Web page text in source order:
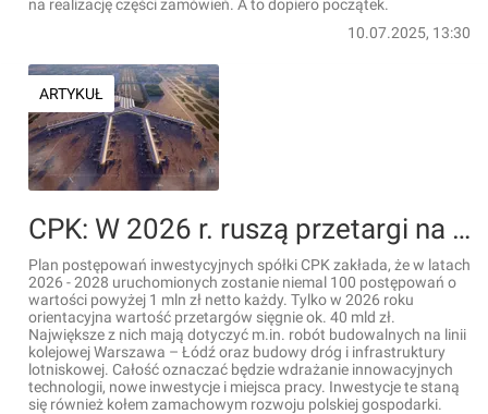
na realizację części zamówień. A to dopiero początek.
10.07.2025, 13:30
ARTYKUŁ
CPK: W 2026 r. ruszą przetargi na ponad 40 mld zł
Plan postępowań inwestycyjnych spółki CPK zakłada, że w latach
2026 - 2028 uruchomionych zostanie niemal 100 postępowań o
wartości powyżej 1 mln zł netto każdy. Tylko w 2026 roku
orientacyjna wartość przetargów sięgnie ok. 40 mld zł.
Największe z nich mają dotyczyć m.in. robót budowalnych na linii
kolejowej Warszawa – Łódź oraz budowy dróg i infrastruktury
lotniskowej. Całość oznaczać będzie wdrażanie innowacyjnych
technologii, nowe inwestycje i miejsca pracy. Inwestycje te staną
się również kołem zamachowym rozwoju polskiej gospodarki.